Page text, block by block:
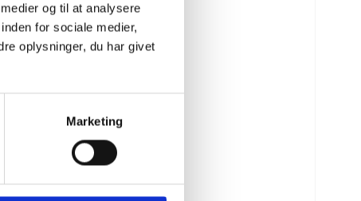
og til at analysere
for sociale medier,
oplysninger, du har givet
Marketing